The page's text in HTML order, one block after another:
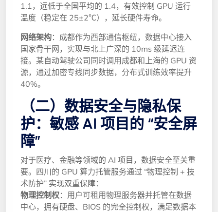
1.1，远低于全国平均的 1.4，有效控制 GPU 运行
温度（稳定在 25±2℃），延长硬件寿命。
网络架构：成都作为西部通信枢纽，数据中心接入
国家骨干网，实现与北上广深的 10ms 级延迟连
接。某自动驾驶公司同时调用成都和上海的 GPU 资
源，通过加密专线同步数据，分布式训练效率提升
40%。
（二）数据安全与隐私保
护：敏感 AI 项目的 “安全屏
障”
对于医疗、金融等领域的 AI 项目，数据安全至关重
要。四川的 GPU 算力托管服务通过 “物理控制 + 技
术防护” 实现双重保障：
物理控制权：用户可租用物理服务器并托管在数据
中心，拥有硬盘、BIOS 的完全控制权，满足数据本